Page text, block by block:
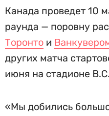
Канада проведет 10
раунда — поровну
Торонто и
других матча
июня на стадионе
«Мы добились